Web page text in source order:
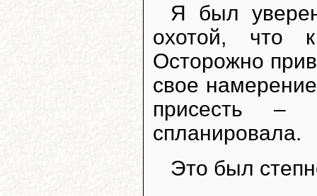
Я был
охотой, что
Осторожно
свое
присесть –
спланировала.
Это был